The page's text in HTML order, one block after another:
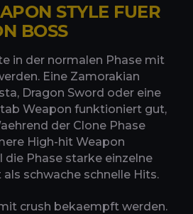
STYLE FUER
BOSS
in der normalen Phase mit
Eine Zamorakian
Dragon Sword oder eine
Weapon funktioniert gut,
der Clone Phase
High-hit Weapon
die Phase starke einzelne
schwache schnelle Hits.
crush bekaempft werden.